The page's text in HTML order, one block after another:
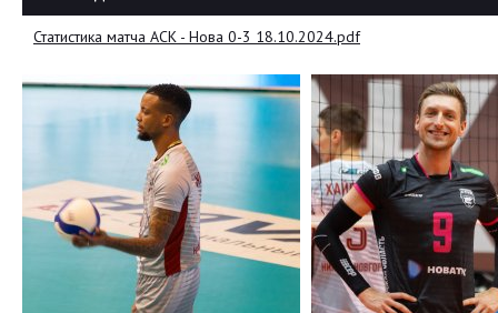
Статистика матча АСК - Нова 0-3 18.10.2024.pdf